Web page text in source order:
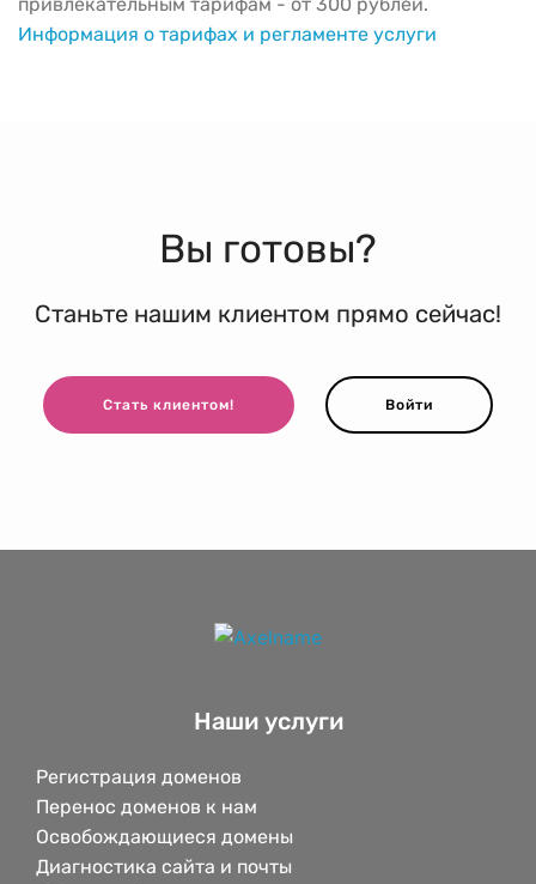
Информация о тарифах и регламенте услуги
Вы готовы?
Станьте нашим клиентом прямо сейчас!
Стать клиентом! Войти
Наши услуги
Регистрация доменов
Перенос доменов к нам
Освобождающиеся домены
Диагностика сайта и почты